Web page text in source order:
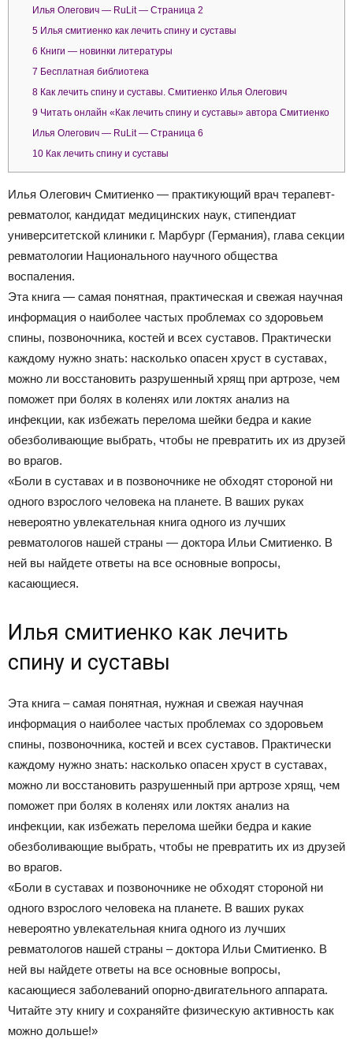
Илья Олегович — RuLit — Страница 2
5 Илья смитиенко как лечить спину и суставы
6 Книги — новинки литературы
7 Бесплатная библиотека
8 Как лечить спину и суставы. Смитиенко Илья Олегович
9 Читать онлайн «Как лечить спину и суставы» автора Смитиенко
Илья Олегович — RuLit — Страница 6
10 Как лечить спину и суставы
Илья Олегович Смитиенко — практикующий врач терапевт-
ревматолог, кандидат медицинских наук, стипендиат
университетской клиники г. Марбург (Германия), глава секции
ревматологии Национального научного общества
воспаления.
Эта книга — самая понятная, практическая и свежая научная
информация о наиболее частых проблемах со здоровьем
спины, позвоночника, костей и всех суставов. Практически
каждому нужно знать: насколько опасен хруст в суставах,
можно ли восстановить разрушенный хрящ при артрозе, чем
поможет при болях в коленях или локтях анализ на
инфекции, как избежать перелома шейки бедра и какие
обезболивающие выбрать, чтобы не превратить их из друзей
во врагов.
«Боли в суставах и в позвоночнике не обходят стороной ни
одного взрослого человека на планете. В ваших руках
невероятно увлекательная книга одного из лучших
ревматологов нашей страны — доктора Ильи Смитиенко. В
ней вы найдете ответы на все основные вопросы,
касающиеся.
Илья смитиенко как лечить
спину и суставы
Эта книга – самая понятная, нужная и свежая научная
информация о наиболее частых проблемах со здоровьем
спины, позвоночника, костей и всех суставов. Практически
каждому нужно знать: насколько опасен хруст в суставах,
можно ли восстановить разрушенный при артрозе хрящ, чем
поможет при болях в коленях или локтях анализ на
инфекции, как избежать перелома шейки бедра и какие
обезболивающие выбрать, чтобы не превратить их из друзей
во врагов.
«Боли в суставах и позвоночнике не обходят стороной ни
одного взрослого человека на планете. В ваших руках
невероятно увлекательная книга одного из лучших
ревматологов нашей страны – доктора Ильи Смитиенко. В
ней вы найдете ответы на все основные вопросы,
касающиеся заболеваний опорно-двигательного аппарата.
Читайте эту книгу и сохраняйте физическую активность как
можно дольше!»